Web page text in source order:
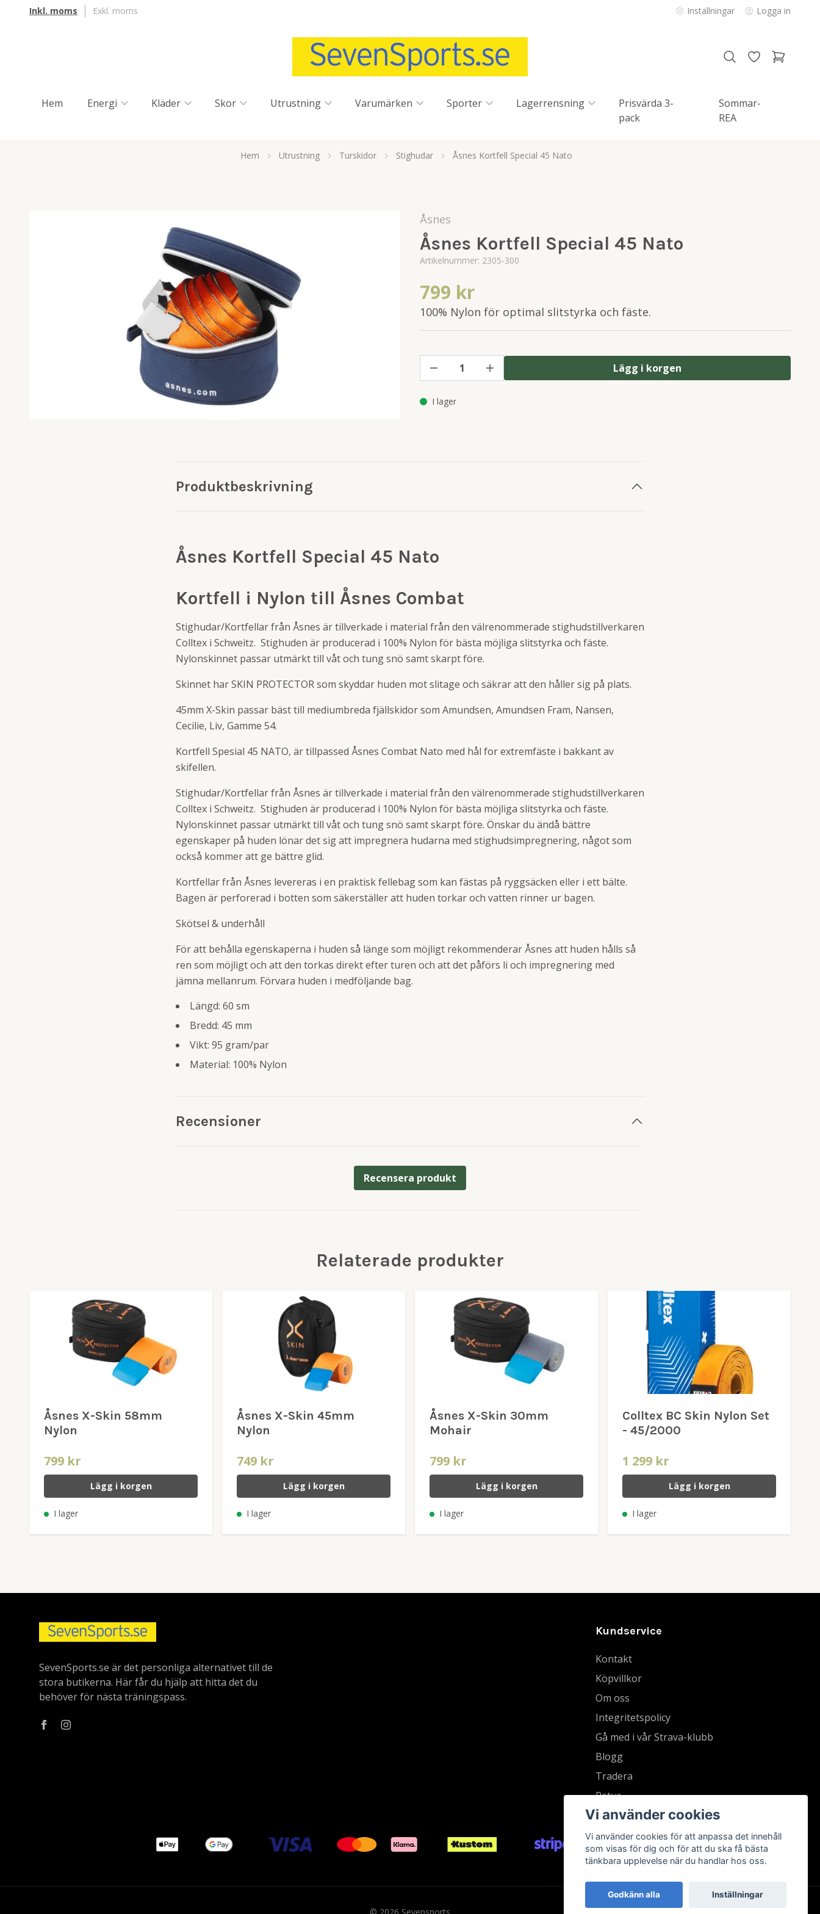
Inkl. moms Exkl. moms Inställningar Logga in
Hem Energi Kläder Skor Utrustning Varumärken Sporter Lagerrensning
Prisvärda 3-
pack
Sommar-
REA
Hem Utrustning Turskidor Stighudar Åsnes Kortfell Special 45 Nato
Åsnes
Åsnes Kortfell Special 45 Nato
Artikelnummer: 2305-300
799 kr
100% Nylon för optimal slitstyrka och fäste.
Lägg i korgen
I lager
Produktbeskrivning
Åsnes Kortfell Special 45 Nato
Kortfell i Nylon till Åsnes Combat
Stighudar/Kortfellar från Åsnes är tillverkade i material från den välrenommerade stighudstillverkaren
Colltex i Schweitz. Stighuden är producerad i 100% Nylon för bästa möjliga slitstyrka och fäste.
Nylonskinnet passar utmärkt till våt och tung snö samt skarpt före.
Skinnet har SKIN PROTECTOR som skyddar huden mot slitage och säkrar att den håller sig på plats.
45mm X-Skin passar bäst till mediumbreda fjällskidor som Amundsen, Amundsen Fram, Nansen,
Cecilie, Liv, Gamme 54.
Kortfell Spesial 45 NATO, är tillpassed Åsnes Combat Nato med hål for extremfäste i bakkant av
skifellen.
Stighudar/Kortfellar från Åsnes är tillverkade i material från den välrenommerade stighudstillverkaren
Colltex i Schweitz. Stighuden är producerad i 100% Nylon för bästa möjliga slitstyrka och fäste.
Nylonskinnet passar utmärkt till våt och tung snö samt skarpt före. Önskar du ändå bättre
egenskaper på huden lönar det sig att impregnera hudarna med stighudsimpregnering, något som
också kommer att ge bättre glid.
Kortfellar från Åsnes levereras i en praktisk fellebag som kan fästas på ryggsäcken eller i ett bälte.
Bagen är perforerad i botten som säkerställer att huden torkar och vatten rinner ur bagen.
Skötsel & underhåll
För att behålla egenskaperna i huden så länge som möjligt rekommenderar Åsnes att huden hålls så
ren som möjligt och att den torkas direkt efter turen och att det påförs li och impregnering med
jämna mellanrum. Förvara huden i medföljande bag.
Längd: 60 sm
Bredd: 45 mm
Vikt: 95 gram/par
Material: 100% Nylon
Recensioner
Recensera produkt
Relaterade produkter
Åsnes X-Skin 58mm
Nylon
799 kr
Lägg i korgen
I lager
Åsnes X-Skin 45mm
Nylon
749 kr
Lägg i korgen
I lager
Åsnes X-Skin 30mm
Mohair
799 kr
Lägg i korgen
I lager
Colltex BC Skin Nylon Set
- 45/2000
1 299 kr
Lägg i korgen
I lager
SevenSports.se är det personliga alternativet till de
stora butikerna. Här får du hjälp att hitta det du
behöver för nästa träningspass.
Kundservice
Kontakt
Köpvillkor
Om oss
Integritetspolicy
Gå med i vår Strava-klubb
Blogg
Tradera
Retur
Vi använder cookies
Vi använder cookies för att anpassa det innehåll
som visas för dig och för att du ska få bästa
tänkbara upplevelse när du handlar hos oss.
Godkänn alla Inställningar